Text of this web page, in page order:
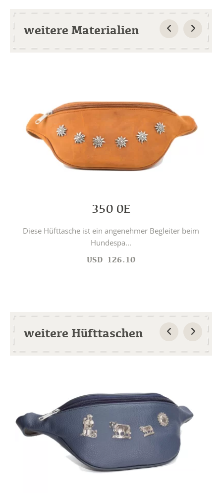
weitere Materialien
350 0E
Diese Hüfttasche ist ein angenehmer Begleiter beim
Hundespa...
USD 126.10
weitere Hüfttaschen